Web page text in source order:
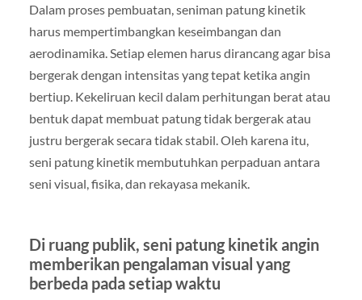
Dalam proses pembuatan, seniman patung kinetik
harus mempertimbangkan keseimbangan dan
aerodinamika. Setiap elemen harus dirancang agar bisa
bergerak dengan intensitas yang tepat ketika angin
bertiup. Kekeliruan kecil dalam perhitungan berat atau
bentuk dapat membuat patung tidak bergerak atau
justru bergerak secara tidak stabil. Oleh karena itu,
seni patung kinetik membutuhkan perpaduan antara
seni visual, fisika, dan rekayasa mekanik.
Di ruang publik, seni patung kinetik angin
memberikan pengalaman visual yang
berbeda pada setiap waktu